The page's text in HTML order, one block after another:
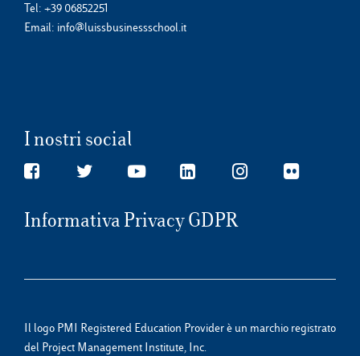
Tel: +39 06852251
Email: info@luissbusinessschool.it
I nostri social
Informativa Privacy GDPR
Il logo PMI Registered Education Provider è un marchio registrato
del Project Management Institute, Inc.